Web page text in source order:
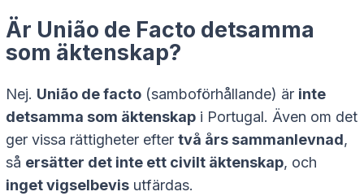
Är União de Facto detsamma
som äktenskap?
Nej. União de facto (samboförhållande) är inte
detsamma som äktenskap i Portugal. Även om det
ger vissa rättigheter efter två års sammanlevnad,
så ersätter det inte ett civilt äktenskap, och
inget vigselbevis utfärdas.